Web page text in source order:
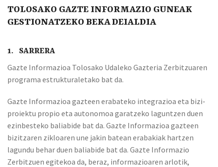
TOLOSAKO GAZTE INFORMAZIO GUNEAK
GESTIONATZEKO BEKA DEIALDIA
1. SARRERA
Gazte Informazioa Tolosako Udaleko Gazteria Zerbitzuaren
programa estrukturaletako bat da.
Gazte Informazioa gazteen erabateko integrazioa eta bizi-
proiektu propio eta autonomoa garatzeko laguntzen duen
ezinbesteko baliabide bat da. Gazte Informazioa gazteen
bizitzaren zikloaren une jakin batean erabakiak hartzen
lagundu behar duen baliabide bat da. Gazte Informazio
Zerbitzuen egitekoa da, beraz, informazioaren arlotik,